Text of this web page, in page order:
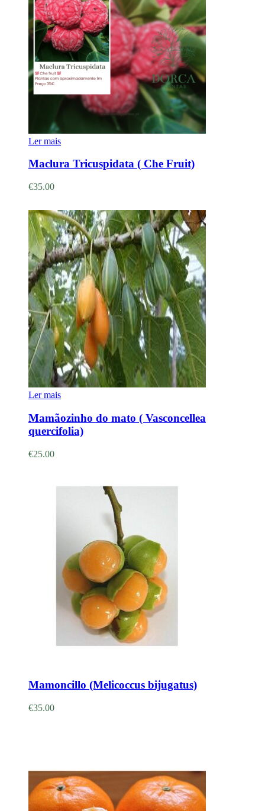
Ler mais
Maclura Tricuspidata ( Che Fruit)
€35.00
Ler mais
Mamãozinho do mato ( Vasconcellea
quercifolia)
€25.00
Mamoncillo (Melicoccus bijugatus)
€35.00